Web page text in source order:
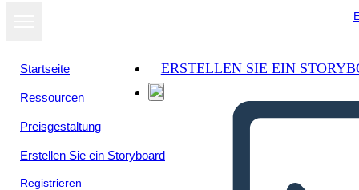
Startseite
Ressourcen
Preisgestaltung
Erstellen Sie ein Storyboard
Registrieren
ERSTELLEN SIE EIN
Als Diashow
ansehen